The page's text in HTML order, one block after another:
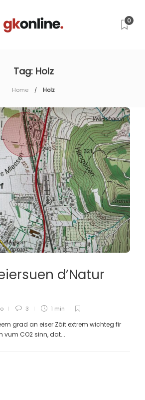
0
Tag: Holz
Home Holz
d’Natur
3 1 min
grad an eiser Zäit extrem wichteg fir
vum CO2 sinn, dat...